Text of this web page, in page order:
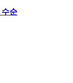
수순